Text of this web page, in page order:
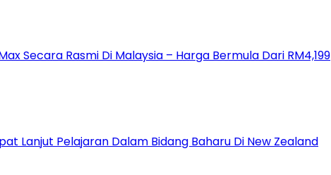
Secara Rasmi Di Malaysia – Harga Bermula Dari RM4,199
Lanjut Pelajaran Dalam Bidang Baharu Di New Zealand